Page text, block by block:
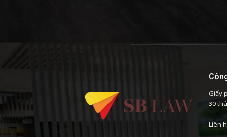
Giấy
30
Liên